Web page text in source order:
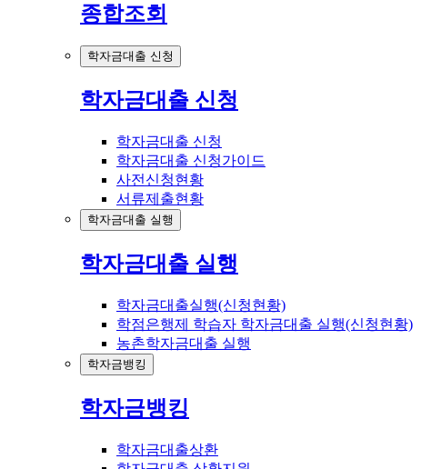
종합조회
학자금대출 신청
학자금대출 신청
학자금대출 신청
학자금대출 신청가이드
사전신청현황
서류제출현황
학자금대출 실행
학자금대출 실행
학자금대출실행(신청현황)
학점은행제 학습자 학자금대출 실행(신청현황)
농촌학자금대출 실행
학자금뱅킹
학자금뱅킹
학자금대출상환